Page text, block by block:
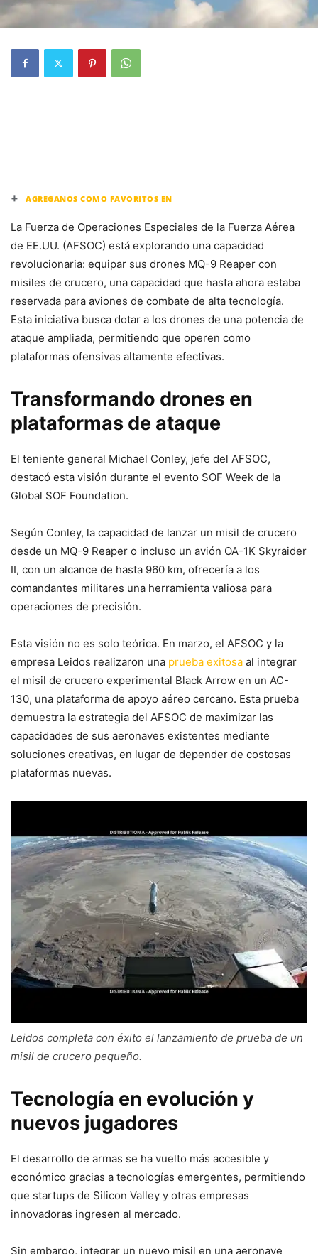
+ AGREGANOS COMO FAVORITOS EN
La Fuerza de Operaciones Especiales de la Fuerza Aérea
de EE.UU. (AFSOC) está explorando una capacidad
revolucionaria: equipar sus drones MQ-9 Reaper con
misiles de crucero, una capacidad que hasta ahora estaba
reservada para aviones de combate de alta tecnología.
Esta iniciativa busca dotar a los drones de una potencia de
ataque ampliada, permitiendo que operen como
plataformas ofensivas altamente efectivas.
Transformando drones en
plataformas de ataque
El teniente general Michael Conley, jefe del AFSOC,
destacó esta visión durante el evento SOF Week de la
Global SOF Foundation.
Según Conley, la capacidad de lanzar un misil de crucero
desde un MQ-9 Reaper o incluso un avión OA-1K Skyraider
II, con un alcance de hasta 960 km, ofrecería a los
comandantes militares una herramienta valiosa para
operaciones de precisión.
Esta visión no es solo teórica. En marzo, el AFSOC y la
empresa Leidos realizaron una prueba exitosa al integrar
el misil de crucero experimental Black Arrow en un AC-
130, una plataforma de apoyo aéreo cercano. Esta prueba
demuestra la estrategia del AFSOC de maximizar las
capacidades de sus aeronaves existentes mediante
soluciones creativas, en lugar de depender de costosas
plataformas nuevas.
Leidos completa con éxito el lanzamiento de prueba de un
misil de crucero pequeño.
Tecnología en evolución y
nuevos jugadores
El desarrollo de armas se ha vuelto más accesible y
económico gracias a tecnologías emergentes, permitiendo
que startups de Silicon Valley y otras empresas
innovadoras ingresen al mercado.
Sin embargo, integrar un nuevo misil en una aeronave